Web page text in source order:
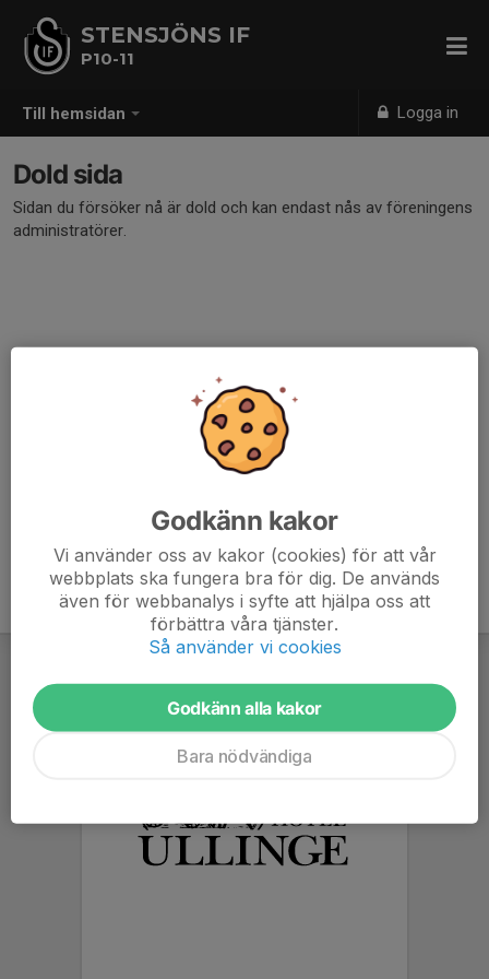
Till hemsidan Logga in
STENSJÖNS IF
P10-11
Dold sida
Sidan du försöker nå är dold och kan endast nås av föreningens
administratörer.
Godkänn kakor
Vi använder oss av kakor (cookies) för att vår
webbplats ska fungera bra för dig. De används
även för webbanalys i syfte att hjälpa oss att
förbättra våra tjänster.
Så använder vi cookies
Godkänn alla kakor
Bara nödvändiga